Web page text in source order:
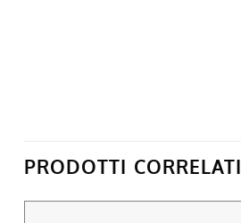
PRODOTTI CORRELATI